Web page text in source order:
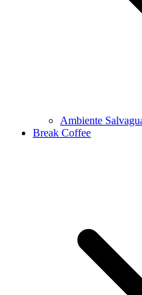
Ambiente
Break Coffee